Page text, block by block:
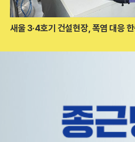
새울 3·4호기 건설현장, 폭염 대응